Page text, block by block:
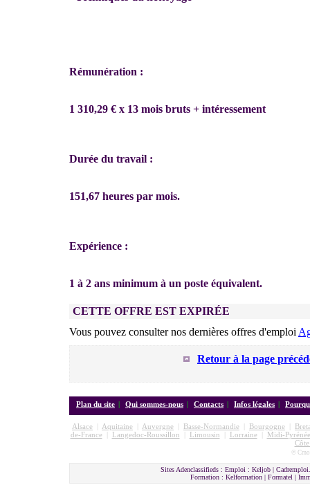
Rémunération :
1 310,29 € x 13 mois bruts + intéressement
Durée du travail :
151,67 heures par mois.
Expérience :
1 à 2 ans minimum à un poste équivalent.
CETTE OFFRE EST EXPIRÉE
Vous pouvez consulter nos dernières offres d'emploi
Retour à la page
Plan du site | Qui sommes-nous | Contacts | Infos légales |
Alsace Aquitaine Auvergne Basse-Normandie Bourgogne
de-France| Langedoc-Roussillon Limousin Lorraine|
Midi-
©
Sites Adenclassifieds : Emploi : Keljob |
Formation : Kelformation | Formatel |